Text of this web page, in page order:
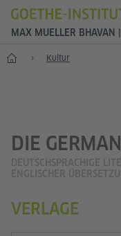
MAX MUELLER BHAVAN
Start Kultur
DIE
DEUTSCHSPRACHIGE
ENGLISCHER
VERLAGE